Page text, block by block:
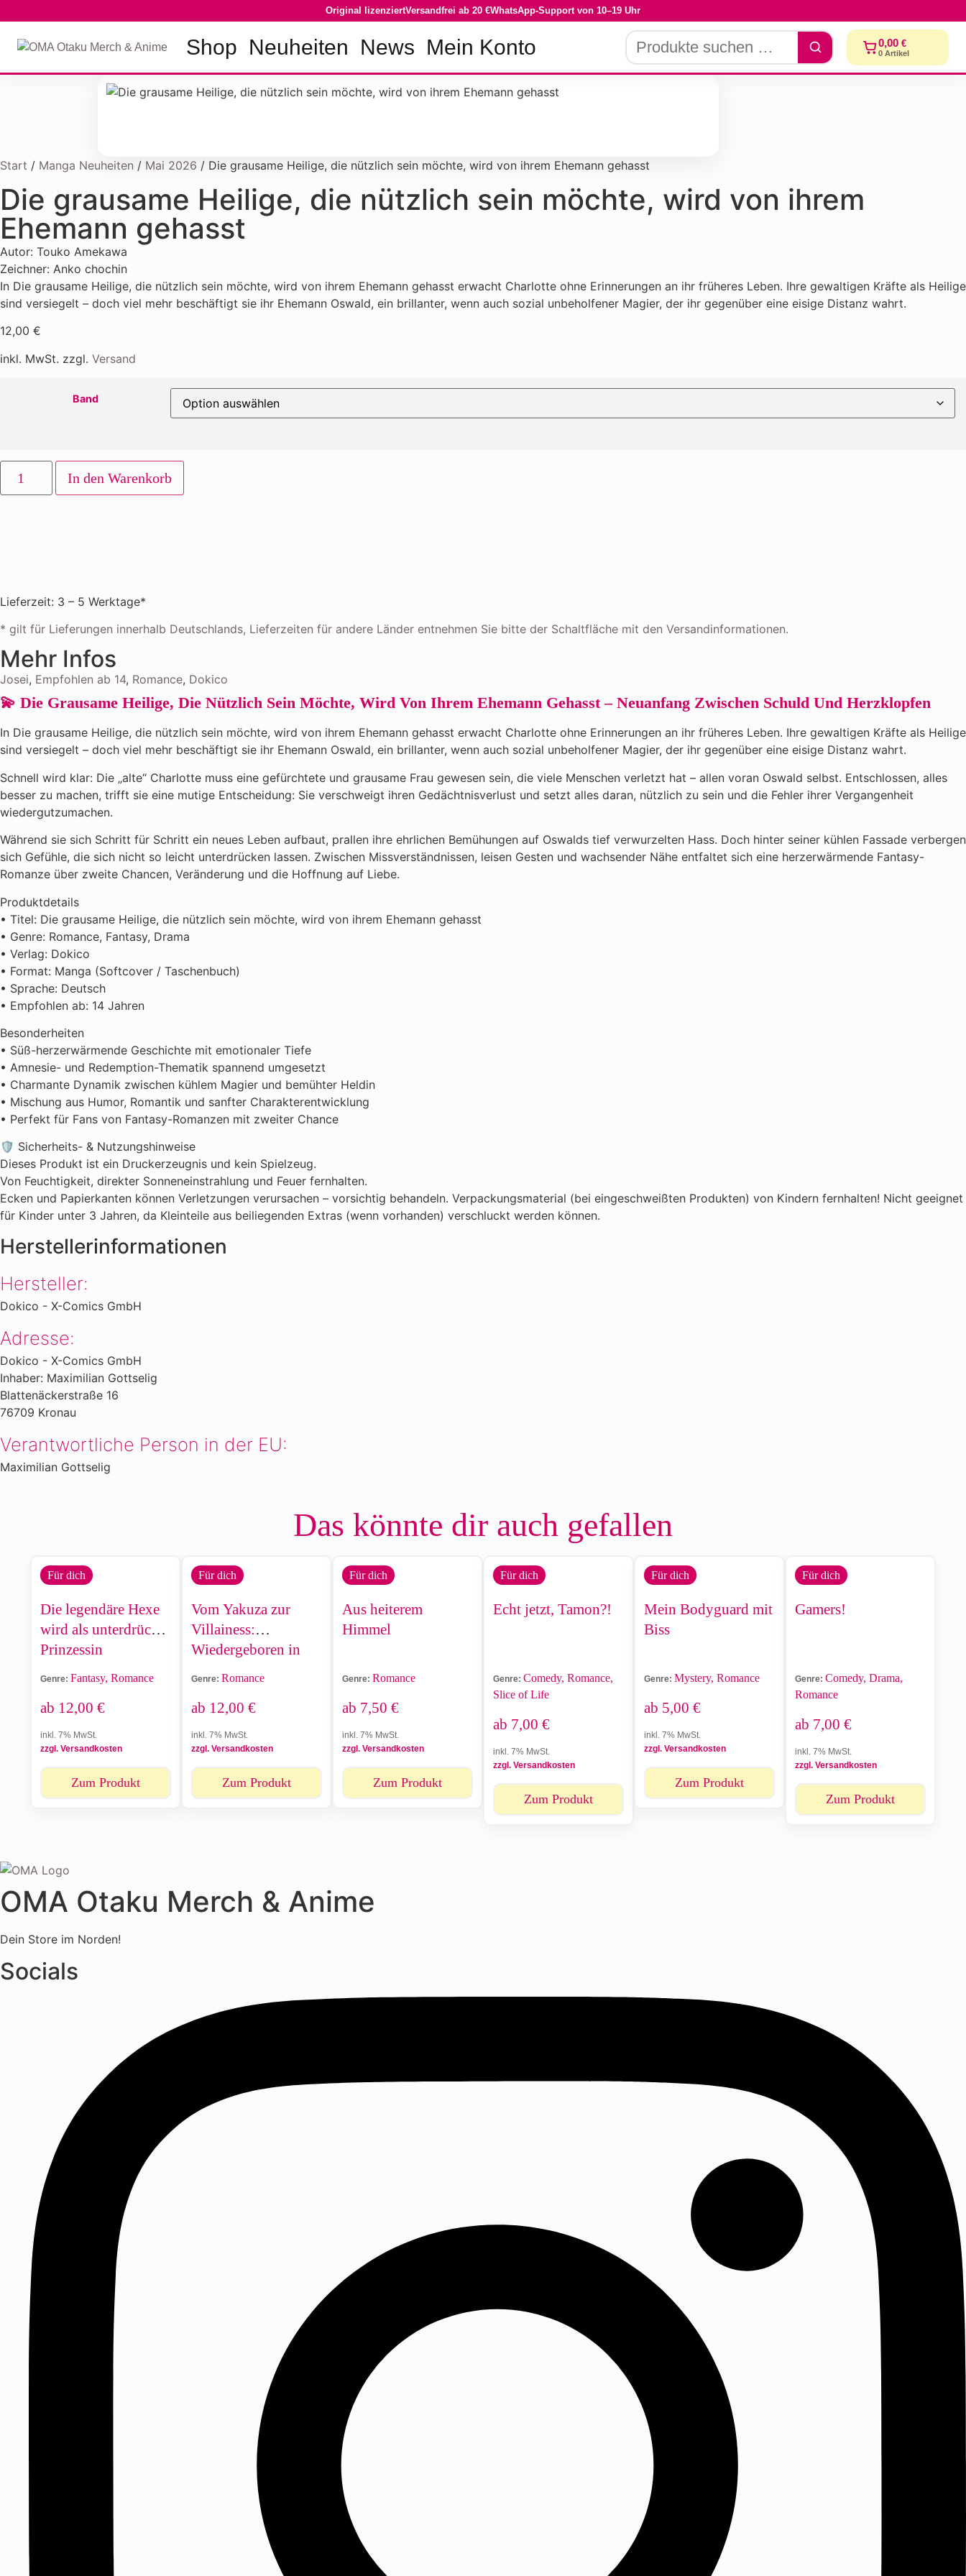
Original lizenziertVersandfrei ab 20 €WhatsApp-Support von 10–19 Uhr
Shop Neuheiten News Mein Konto 0,00 €
0Artikel
Start / Manga Neuheiten / Mai 2026 / Die grausame Heilige, die nützlich sein möchte, wird von ihrem Ehemann gehasst
Die grausame Heilige, die nützlich sein möchte, wird von ihrem
Ehemann gehasst
Autor: Touko Amekawa
Zeichner: Anko chochin
In Die grausame Heilige, die nützlich sein möchte, wird von ihrem Ehemann gehasst erwacht Charlotte ohne Erinnerungen an ihr früheres Leben. Ihre gewaltigen Kräfte als Heilige
sind versiegelt – doch viel mehr beschäftigt sie ihr Ehemann Oswald, ein brillanter, wenn auch sozial unbeholfener Magier, der ihr gegenüber eine eisige Distanz wahrt.
12,00 €
inkl. MwSt. zzgl. Versand
Band
In den Warenkorb
Lieferzeit: 3 – 5 Werktage*
* gilt für Lieferungen innerhalb Deutschlands, Lieferzeiten für andere Länder entnehmen Sie bitte der Schaltfläche mit den Versandinformationen.
Mehr Infos
Josei, Empfohlen ab 14, Romance, Dokico
💫 Die Grausame Heilige, Die Nützlich Sein Möchte, Wird Von Ihrem Ehemann Gehasst – Neuanfang Zwischen Schuld Und Herzklopfen
In Die grausame Heilige, die nützlich sein möchte, wird von ihrem Ehemann gehasst erwacht Charlotte ohne Erinnerungen an ihr früheres Leben. Ihre gewaltigen Kräfte als Heilige
sind versiegelt – doch viel mehr beschäftigt sie ihr Ehemann Oswald, ein brillanter, wenn auch sozial unbeholfener Magier, der ihr gegenüber eine eisige Distanz wahrt.
Schnell wird klar: Die „alte“ Charlotte muss eine gefürchtete und grausame Frau gewesen sein, die viele Menschen verletzt hat – allen voran Oswald selbst. Entschlossen, alles
besser zu machen, trifft sie eine mutige Entscheidung: Sie verschweigt ihren Gedächtnisverlust und setzt alles daran, nützlich zu sein und die Fehler ihrer Vergangenheit
wiedergutzumachen.
Während sie sich Schritt für Schritt ein neues Leben aufbaut, prallen ihre ehrlichen Bemühungen auf Oswalds tief verwurzelten Hass. Doch hinter seiner kühlen Fassade verbergen
sich Gefühle, die sich nicht so leicht unterdrücken lassen. Zwischen Missverständnissen, leisen Gesten und wachsender Nähe entfaltet sich eine herzerwärmende Fantasy-
Romanze über zweite Chancen, Veränderung und die Hoffnung auf Liebe.
Produktdetails
• Titel: Die grausame Heilige, die nützlich sein möchte, wird von ihrem Ehemann gehasst
• Genre: Romance, Fantasy, Drama
• Verlag: Dokico
• Format: Manga (Softcover / Taschenbuch)
• Sprache: Deutsch
• Empfohlen ab: 14 Jahren
Besonderheiten
• Süß-herzerwärmende Geschichte mit emotionaler Tiefe
• Amnesie- und Redemption-Thematik spannend umgesetzt
• Charmante Dynamik zwischen kühlem Magier und bemühter Heldin
• Mischung aus Humor, Romantik und sanfter Charakterentwicklung
• Perfekt für Fans von Fantasy-Romanzen mit zweiter Chance
🛡️ Sicherheits- & Nutzungshinweise
Dieses Produkt ist ein Druckerzeugnis und kein Spielzeug.
Von Feuchtigkeit, direkter Sonneneinstrahlung und Feuer fernhalten.
Ecken und Papierkanten können Verletzungen verursachen – vorsichtig behandeln. Verpackungsmaterial (bei eingeschweißten Produkten) von Kindern fernhalten! Nicht geeignet
für Kinder unter 3 Jahren, da Kleinteile aus beiliegenden Extras (wenn vorhanden) verschluckt werden können.
Herstellerinformationen
Hersteller:
Dokico - X-Comics GmbH
Adresse:
Dokico - X-Comics GmbH
Inhaber: Maximilian Gottselig
Blattenäckerstraße 16
76709 Kronau
Verantwortliche Person in der EU:
Maximilian Gottselig
Das könnte dir auch gefallen
Für dich
Die legendäre Hexe
wird als unterdrückte
Prinzessin
wiedergeboren
Genre: Fantasy, Romance
ab 12,00 €
inkl. 7% MwSt.
zzgl. Versandkosten
Zum Produkt
Für dich
Vom Yakuza zur
Villainess:
Wiedergeboren in
einem Otome Game
Genre: Romance
ab 12,00 €
inkl. 7% MwSt.
zzgl. Versandkosten
Zum Produkt
Für dich
Aus heiterem
Himmel
Genre: Romance
ab 7,50 €
inkl. 7% MwSt.
zzgl. Versandkosten
Zum Produkt
Für dich
Echt jetzt, Tamon?!
Genre: Comedy, Romance,
Slice of Life
ab 7,00 €
inkl. 7% MwSt.
zzgl. Versandkosten
Zum Produkt
Für dich
Mein Bodyguard mit
Biss
Genre: Mystery, Romance
ab 5,00 €
inkl. 7% MwSt.
zzgl. Versandkosten
Zum Produkt
Für dich
Gamers!
Genre: Comedy, Drama,
Romance
ab 7,00 €
inkl. 7% MwSt.
zzgl. Versandkosten
Zum Produkt
OMA Otaku Merch & Anime
Dein Store im Norden!
Socials